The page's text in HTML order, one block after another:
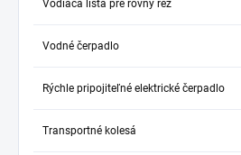
Vodiaca lišta pre rovný rez
Vodné čerpadlo
Rýchle pripojiteľné elektrické čerpadlo
Transportné kolesá